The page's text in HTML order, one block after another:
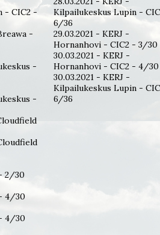
- CIC2 -
-
-
-
2/30
4/30
4/30
Kilpailukeskus Lupin -
6/36
29.03.2021 - KERJ -
Hornanhovi - CIC2 - 3/30
30.03.2021 - KERJ -
Hornanhovi - CIC2 - 4/30
30.03.2021 - KERJ -
Kilpailukeskus Lupin -
6/36